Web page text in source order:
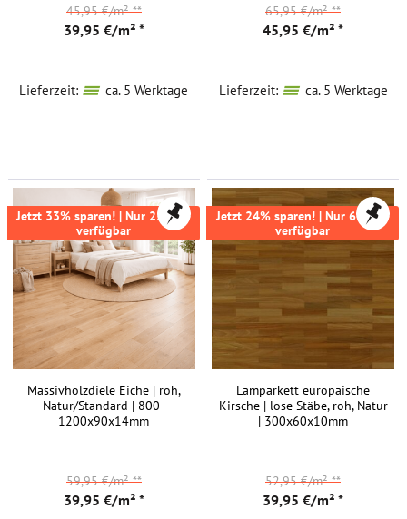
39,95 €/m² *
45,95 €/m²**
Lieferzeit: ca. 5 Werktage
45,95 €/m² *
65,95 €/m²**
Lieferzeit: ca. 5 Werktage
Jetzt 33% sparen! | Nur 25,9m²
verfügbar
Massivholzdiele Eiche | roh,
Natur/Standard | 800-
1200x90x14mm
39,95 €/m² *
59,95 €/m²**
Jetzt 24% sparen! | Nur 69,1m²
verfügbar
Lamparkett europäische
Kirsche | lose Stäbe, roh, Natur
| 300x60x10mm
39,95 €/m² *
52,95 €/m²**